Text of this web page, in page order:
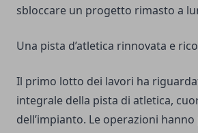
sbloccare un progetto rimasto a
Una pista d’atletica rinnovata e
Il primo lotto dei lavori ha
integrale della pista di atletica,
dell’impianto. Le operazioni